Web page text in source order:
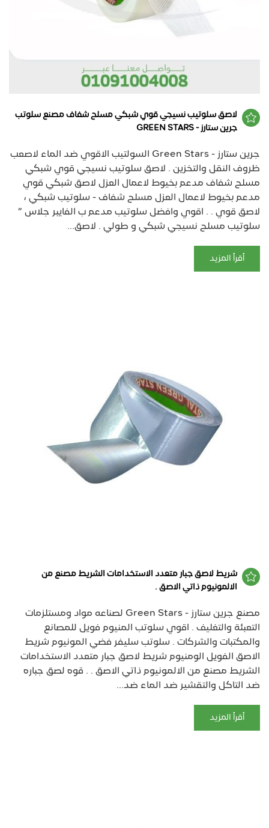
لاصق سلوتيب نسيجي قوي شبكي مسلح شفاف مصنع سلوتب
جرين ستارز - GREEN STARS
جرين ستارز - Green Stars السولتيب الاقوي ضد الماء لاصعب
ظروف النقل والتخزين . لاصق سلوتيب نسيجي قوي شبكي
مسلح شفاف مدعم بخيوط لاعمال العزل لاصق شبكي قوي
مدعم بخيوط لاعمال العزل مسلح شفاف - سلوتيب شبكي ،
لاصق قوي . . اقوي وافضل سلوتيب مدعم ب الفايبر جلاس ”
سلوتيب مسلح نسيجي شبكي و طولي . لاصق...
أقرأ المزيد
شريط لاصق جبار متعدد الاستخدامات الشريط مصنع من
الالمونيوم ذاتي الاصق .
مصنع جرين ستارز - Green Stars لصناعه مواد ومستلزمات
التعبئة والتغليف . اقوي سلوتب المنيوم فويل للمصانع
والمكتبات والشركات . سلوتب سليفر فضي المونيوم شريط
الاصق الفويل الومنيوم شريط لاصق جبار متعدد الاستخدامات
الشريط مصنع من الالمونيوم ذاتي الاصق . . قوه لصق جباره
ضد التاكل والتقشير ضد الماء ضد...
أقرأ المزيد